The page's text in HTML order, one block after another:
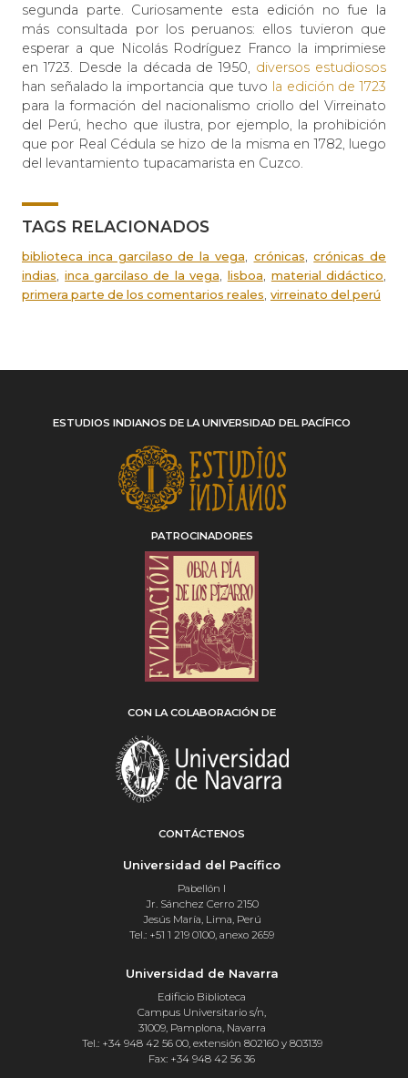
segunda parte. Curiosamente esta edición no fue la
más consultada por los peruanos: ellos tuvieron que
esperar a que Nicolás Rodríguez Franco la imprimiese
en 1723. Desde la década de 1950, diversos estudiosos
han señalado la importancia que tuvo la edición de 1723
para la formación del nacionalismo criollo del Virreinato
del Perú, hecho que ilustra, por ejemplo, la prohibición
que por Real Cédula se hizo de la misma en 1782, luego
del levantamiento tupacamarista en Cuzco.
TAGS RELACIONADOS
biblioteca inca garcilaso de la vega crónicas ,crónicas de
indias
,inca garcilaso de la vega lisboa material didáctico
primera parte de los comentarios reales virreinato del perú
ESTUDIOS INDIANOS DE LA UNIVERSIDAD DEL PACÍFICO
PATROCINADORES
CON LA COLABORACIÓN DE
CONTÁCTENOS
Universidad del Pacífico
Pabellón I
Jr. Sánchez Cerro 2150
Jesús María, Lima, Perú
Tel.: +51 1 219 0100, anexo 2659
Universidad de Navarra
Edificio Biblioteca
Campus Universitario s/n,
31009, Pamplona, Navarra
Tel.: +34 948 42 56 00, extensión 802160 y 803139
Fax: +34 948 42 56 36